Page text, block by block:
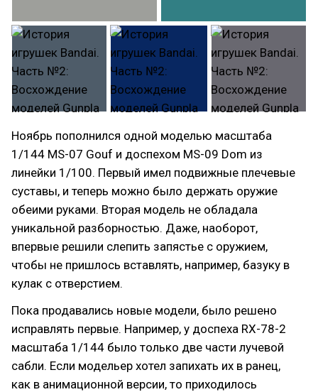
Ноябрь пополнился одной моделью масштаба
1/144 MS-07 Gouf и доспехом MS-09 Dom из
линейки 1/100. Первый имел подвижные плечевые
суставы, и теперь можно было держать оружие
обеими руками. Вторая модель не обладала
уникальной разборностью. Даже, наоборот,
впервые решили слепить запястье с оружием,
чтобы не пришлось вставлять, например, базуку в
кулак с отверстием.
Пока продавались новые модели, было решено
исправлять первые. Например, у доспеха RX-78-2
масштаба 1/144 было только две части лучевой
сабли. Если модельер хотел запихать их в ранец,
как в анимационной версии, то приходилось